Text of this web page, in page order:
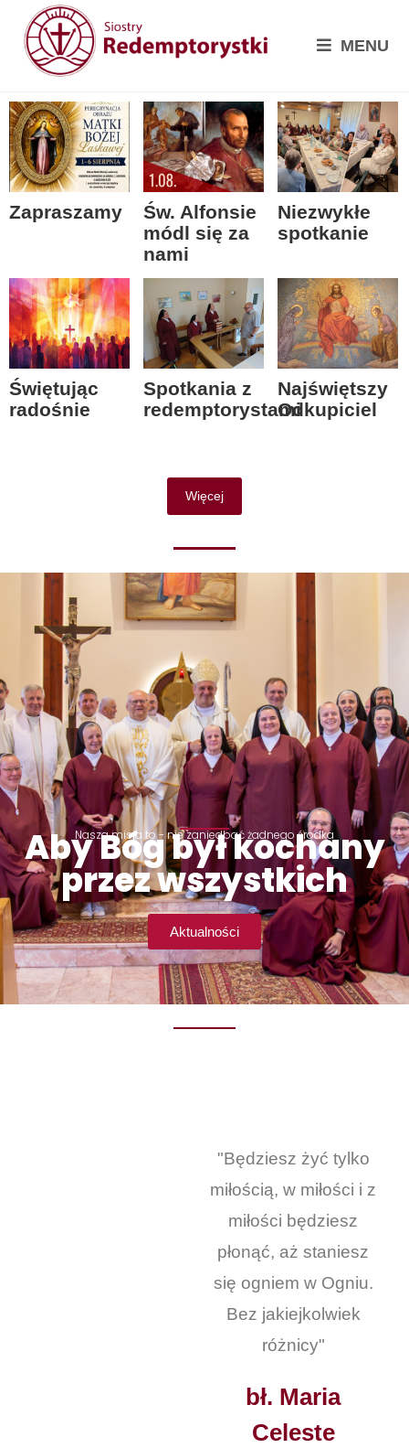
MENU
Zapraszamy
Św. Alfonsie
módl się za
nami
Niezwykłe
spotkanie
Świętując
radośnie
Spotkania z
redemptorystami
Najświętszy
Odkupiciel
Więcej
Nasza misja to - nie zaniedbać żadnego środka
Aby Bóg był kochany
przez wszystkich
Aktualności
"Będziesz żyć tylko
miłością, w miłości i z
miłości będziesz
płonąć, aż staniesz
się ogniem w Ogniu.
Bez jakiejkolwiek
różnicy"
bł. Maria
Celeste